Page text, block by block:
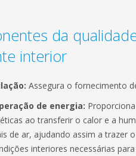
da
interior
Assegura o fornecimento
de energia:
ao transferir o calor e a
de ar, ajudando assim a trazer
interiores necessárias